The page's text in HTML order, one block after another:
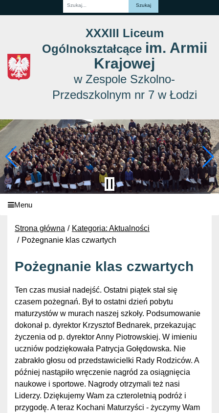
XXXIII Liceum
Ogólnokształcące im. Armii
Krajowej
w Zespole Szkolno-
Przedszkolnym nr 7 w Łodzi
Menu
Strona główna
Kategoria: Aktualności
Pożegnanie klas czwartych
Pożegnanie klas czwartych
Ten czas musiał nadejść. Ostatni piątek stał się
czasem pożegnań. Był to ostatni dzień pobytu
maturzystów w murach naszej szkoły. Podsumowanie
dokonał p. dyrektor Krzysztof Bednarek, przekazując
życzenia od p. dyrektor Anny Piotrowskiej. W imieniu
uczniów podziękowała Patrycja Gołędowska. Nie
zabrakło głosu od przedstawicielki Rady Rodziców. A
później nastąpiło wręczenie nagród za osiągnięcia
naukowe i sportowe. Nagrody otrzymali też nasi
Liderzy. Dziękujemy Wam za czteroletnią podróż i
przygodę. A teraz Kochani Maturzyści - życzymy Wam